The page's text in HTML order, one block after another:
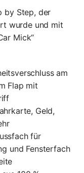
by Step, der
wurde und mit
Mick“
am
Flap mit
Geld,
für
und Fensterfach